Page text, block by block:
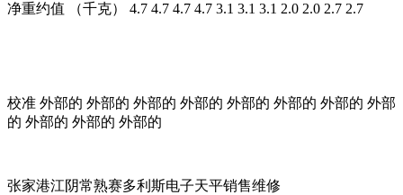
净重约值 （千克） 4.7 4.7 4.7 4.7 3.1 3.1 3.1 2.0 2.0 2.7 2.7
校准 外部的 外部的 外部的 外部的 外部的 外部的 外部的 外部
的 外部的 外部的 外部的
张家港江阴常熟赛多利斯电子天平销售维修